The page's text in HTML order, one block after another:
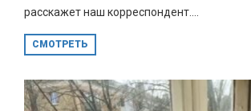
расскажет наш корреспондент....
СМОТРЕТЬ